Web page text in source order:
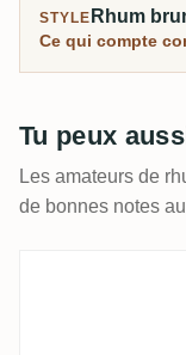
STYLE Rhum
Ce qui compte
Tu peux
Les amateurs de
de bonnes notes
Abuelo XV